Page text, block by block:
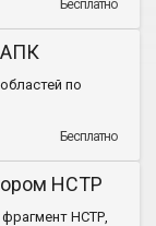
Бесплатно
АПК
по
Бесплатно
НСТР
НСТР,